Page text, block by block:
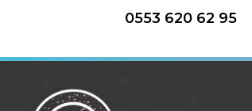
0553 620 62 95